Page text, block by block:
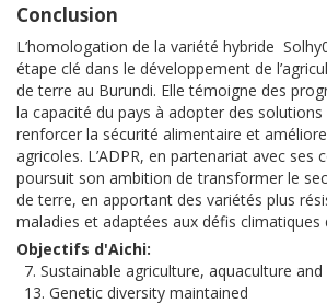
Conclusion
L’homologation de la variété hybride
étape clé dans le développement de
de terre au Burundi. Elle témoigne des
la capacité du pays à adopter des
renforcer la sécurité alimentaire et
agricoles. L’ADPR, en partenariat avec ses
poursuit son ambition de transformer le
de terre, en apportant des variétés plus
maladies et adaptées aux défis climatiques
Objectifs d'Aichi
7. Sustainable agriculture, aquaculture
13. Genetic diversity maintained